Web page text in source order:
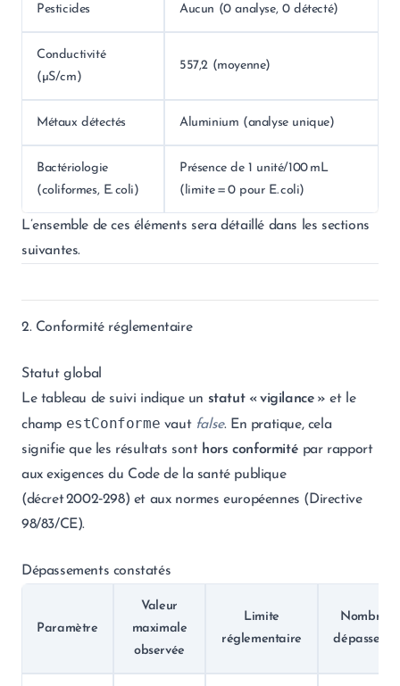
Pesticides Aucun (0 analyse, 0 détecté)
Conductivité
(µS/cm)
557,2 (moyenne)
Métaux détectés Aluminium (analyse unique)
Bactériologie
(coliformes, E. coli)
Présence de 1 unité/100 mL
(limite = 0 pour E. coli)
L’ensemble de ces éléments sera détaillé dans les sections
suivantes.
2. Conformité réglementaire
Statut global
Le tableau de suivi indique un statut « vigilance » et le
champ estConforme vaut false. En pratique, cela
signifie que les résultats sont hors conformité par rapport
aux exigences du Code de la santé publique
(décret 2002‑298) et aux normes européennes (Directive
98/83/CE).
Dépassements constatés
Paramètre
Valeur
maximale
observée
Limite
réglementaire
Nombre